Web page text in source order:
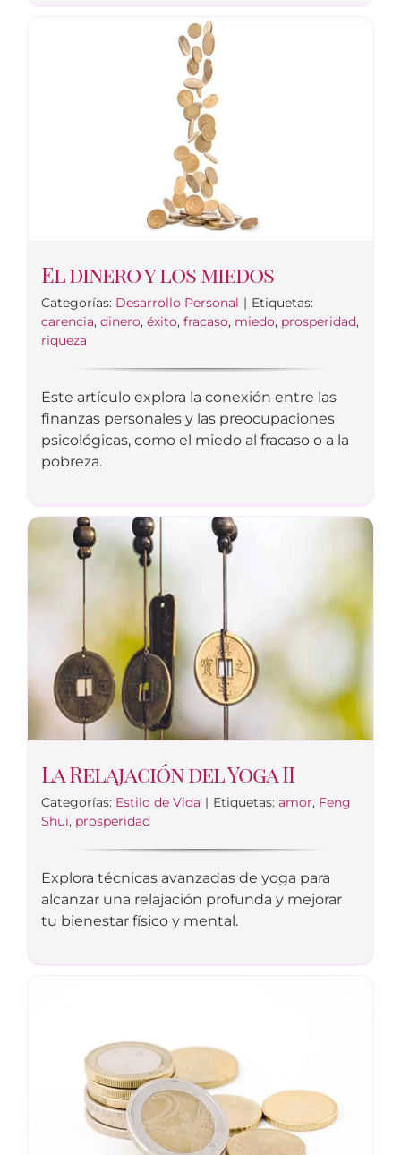
El dinero y los miedos
Categorías: Desarrollo Personal | Etiquetas:
carencia, dinero, éxito, fracaso, miedo, prosperidad,
riqueza
Este artículo explora la conexión entre las
finanzas personales y las preocupaciones
psicológicas, como el miedo al fracaso o a la
pobreza.
La Relajación del Yoga II
Categorías: Estilo de Vida | Etiquetas: amor, Feng
Shui, prosperidad
Explora técnicas avanzadas de yoga para
alcanzar una relajación profunda y mejorar
tu bienestar físico y mental.